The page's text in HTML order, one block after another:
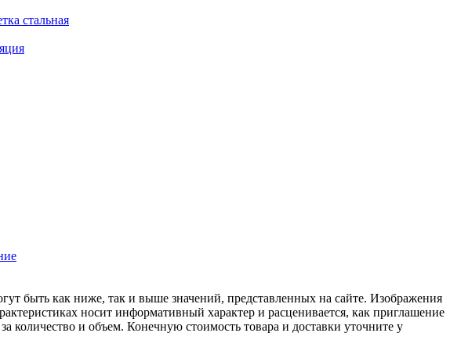
стальная
быть как ниже, так и выше значений, представленных на сайте. Изображения
носит информативный характер и расценивается, как приглашение
и объем. Конечную стоимость товара и доставки уточните у